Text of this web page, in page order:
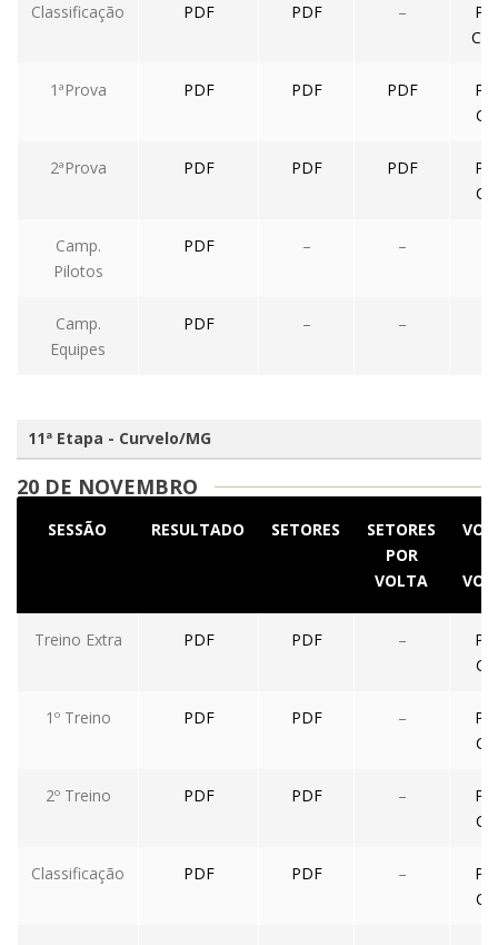
Classificação PDF PDF –
1ªProva PDF PDF PDF
2ªProva PDF PDF PDF
Camp.
Pilotos
PDF – –
Camp.
Equipes
PDF – –
11ª Etapa - Curvelo/MG
20 DE NOVEMBRO
SESSÃO RESULTADO SETORES
SETORES
POR
VOLTA
Treino Extra PDF PDF –
1º Treino PDF PDF –
2º Treino PDF PDF –
Classificação PDF PDF –